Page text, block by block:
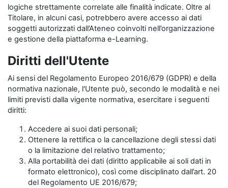
logiche strettamente correlate alle finalità indicate. Oltre al
Titolare, in alcuni casi, potrebbero avere accesso ai dati
soggetti autorizzati dall’Ateneo coinvolti nell’organizzazione
e gestione della piattaforma e-Learning.
Diritti dell'Utente
Ai sensi del Regolamento Europeo 2016/679 (GDPR) e della
normativa nazionale, l'Utente può, secondo le modalità e nei
limiti previsti dalla vigente normativa, esercitare i seguenti
diritti:
Accedere ai suoi dati personali;
Ottenere la rettifica o la cancellazione degli stessi dati
o la limitazione del relativo trattamento;
Alla portabilità dei dati (diritto applicabile ai soli dati in
formato elettronico), così come disciplinato dall’art. 20
del Regolamento UE 2016/679;